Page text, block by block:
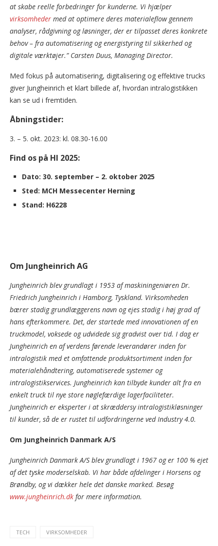
at skabe reelle forbedringer for kunderne. Vi hjælper
virksomheder med at optimere deres materialeflow gennem
analyser, rådgivning og løsninger, der er tilpasset deres konkrete
behov – fra automatisering og energistyring til sikkerhed og
digitale værktøjer.” Carsten Duus, Managing Director.
Med fokus på automatisering, digitalisering og effektive trucks
giver Jungheinrich et klart billede af, hvordan intralogistikken
kan se ud i fremtiden.
Åbningstider:
3. – 5. okt. 2023: kl. 08.30-16.00
Find os på HI 2025:
Dato: 30. september – 2. oktober 2025
Sted: MCH Messecenter Herning
Stand: H6228
Om Jungheinrich AG
Jungheinrich blev grundlagt i 1953 af maskiningeniøren Dr.
Friedrich Jungheinrich i Hamborg, Tyskland. Virksomheden
bærer stadig grundlæggerens navn og ejes stadig i høj grad af
hans efterkommere. Det, der startede med innovationen af en
truckmodel, voksede og udvidede sig gradvist over tid. I dag er
Jungheinrich en af verdens førende leverandører inden for
intralogistik med et omfattende produktsortiment inden for
materialehåndtering, automatiserede systemer og
intralogistikservices. Jungheinrich kan tilbyde kunder alt fra en
enkelt truck til nye store nøglefærdige lagerfaciliteter.
Jungheinrich er eksperter i at skræddersy intralogistikløsninger
til kunder, så de er rustet til udfordringerne ved Industry 4.0.
Om Jungheinrich Danmark A/S
Jungheinrich Danmark A/S blev grundlagt i 1967 og er 100 % ejet
af det tyske moderselskab. Vi har både afdelinger i Horsens og
Brøndby, og vi dækker hele det danske marked. Besøg
www.jungheinrich.dk for mere information.
TECH VIRKSOMHEDER